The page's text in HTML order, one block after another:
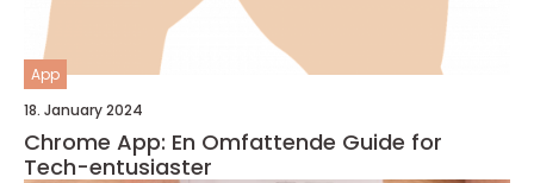
App
18. January 2024
Chrome App: En Omfattende Guide for
Tech-entusiaster